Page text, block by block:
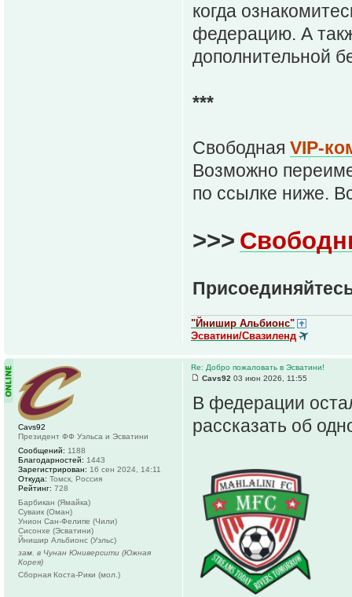
когда
федерацию. А
дополнительной
***
Свободная VIP-
Возможно
по ссылке ниже.
>>>
"Йнишир Альбионс"
Эсватини/Свазиленд
Re: Добро пожаловать в Эсватини!
Cavs92 03 июн 2026, 11:55
В федерации
рассказать об
Cavs92
Президент ФФ Уэльса и Эсватини
Сообщений: 1188
Благодарностей: 1443
Зарегистрирован: 16 сен 2024, 14:11
Откуда: Томск, Россия
Рейтинг: 728
Барбикан (Ямайка)
Суваик (Оман)
Унион Сан-Фелипе (Чили)
Сисонхе (Эсватини)
Йнишир Альбионс (Уэльс)
зам. в Чунан Юниверсити (Южная
Корея)
Сборная Коста-Рики (мол.)